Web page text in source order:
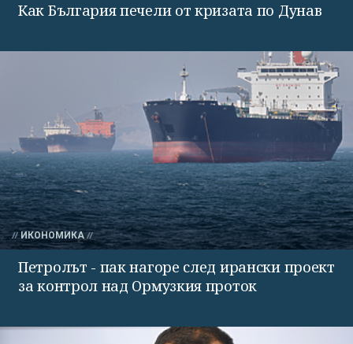
Как България печели от кризата по Дунав
ИКОНОМИКА
Петролът - пак нагоре след ирански проект
за контрол над Ормузкия проток